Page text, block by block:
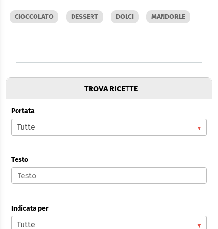
CIOCCOLATO DESSERT DOLCI MANDORLE
TROVA RICETTE
Portata
Testo
Indicata per